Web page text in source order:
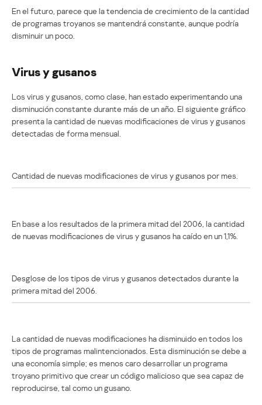
En el futuro, parece que la tendencia de crecimiento de la cantidad
de programas troyanos se mantendrá constante, aunque podría
disminuir un poco.
Virus y gusanos
Los virus y gusanos, como clase, han estado experimentando una
disminución constante durante más de un año. El siguiente gráfico
presenta la cantidad de nuevas modificaciones de virus y gusanos
detectadas de forma mensual.
Cantidad de nuevas modificaciones de virus y gusanos por mes.
En base a los resultados de la primera mitad del 2006, la cantidad
de nuevas modificaciones de virus y gusanos ha caído en un 1,1%.
Desglose de los tipos de virus y gusanos detectados durante la
primera mitad del 2006.
La cantidad de nuevas modificaciones ha disminuido en todos los
tipos de programas malintencionados. Esta disminución se debe a
una economía simple; es menos caro desarrollar un programa
troyano primitivo que crear un código malicioso que sea capaz de
reproducirse, tal como un gusano.